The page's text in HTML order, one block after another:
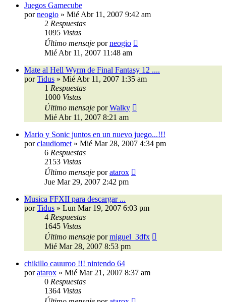
Juegos Gamecube
porneogio » Mié Abr 11, 2007 9:42 am
2 Respuestas
1095 Vistas
Último mensaje porneogio
Mié Abr 11, 2007 11:48 am
Mate al Hell Wyrm de Final Fantasy 12 ....
porTidus » Mié Abr 11, 2007 1:35 am
1 Respuestas
1000 Vistas
Último mensaje porWalky
Mié Abr 11, 2007 8:21 am
Mario y Sonic juntos en un nuevo juego...!!!
porclaudiomet » Mié Mar 28, 2007 4:34 pm
6 Respuestas
2153 Vistas
Último mensaje poratarox
Jue Mar 29, 2007 2:42 pm
Musica FFXII para descargar ...
porTidus » Lun Mar 19, 2007 6:03 pm
4 Respuestas
1645 Vistas
Último mensaje pormiguel_3dfx
Mié Mar 28, 2007 8:53 pm
chikillo cauuroo !!! nintendo 64
poratarox » Mié Mar 21, 2007 8:37 am
0 Respuestas
1364 Vistas